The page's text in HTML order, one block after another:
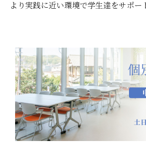
2021.10.20
Webオープンキャンパス に動画を追加し
2021.09.14
ホームページが新しくなりました。
2021.09.14
個別相談会を随時受け付けております。
ただいたため、個別相談会は期間を設け
より実践に近い環境で学生達をサポー